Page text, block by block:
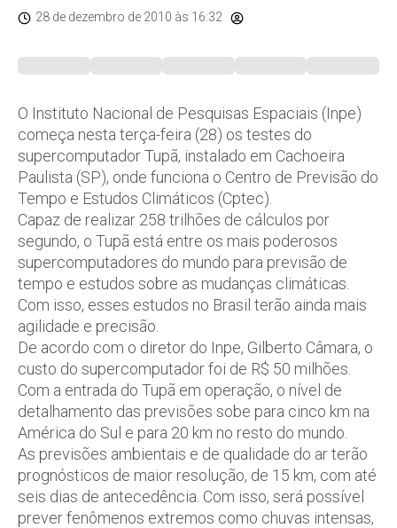
28 de dezembro de 2010 às 16:32
O Instituto Nacional de Pesquisas Espaciais (Inpe)
começa nesta terça-feira (28) os testes do
supercomputador Tupã, instalado em Cachoeira
Paulista (SP), onde funciona o Centro de Previsão do
Tempo e Estudos Climáticos (Cptec).
Capaz de realizar 258 trilhões de cálculos por
segundo, o Tupã está entre os mais poderosos
supercomputadores do mundo para previsão de
tempo e estudos sobre as mudanças climáticas.
Com isso, esses estudos no Brasil terão ainda mais
agilidade e precisão.
De acordo com o diretor do Inpe, Gilberto Câmara, o
custo do supercomputador foi de R$ 50 milhões.
Com a entrada do Tupã em operação, o nível de
detalhamento das previsões sobe para cinco km na
América do Sul e para 20 km no resto do mundo.
As previsões ambientais e de qualidade do ar terão
prognósticos de maior resolução, de 15 km, com até
seis dias de antecedência. Com isso, será possível
prever fenômenos extremos como chuvas intensas,